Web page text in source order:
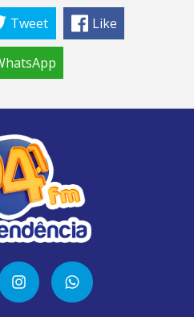
Tweet Like